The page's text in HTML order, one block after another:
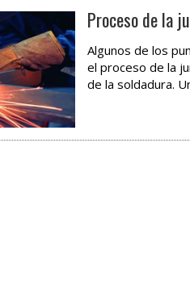
Proceso de la
Algunos de los
el proceso de la
de la soldadura.